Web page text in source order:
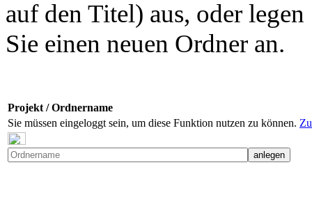
auf den Titel) aus, oder legen
Sie einen neuen Ordner an.
Projekt / Ordnername
Sie müssen eingeloggt sein, um diese Funktion nutzen zu können.